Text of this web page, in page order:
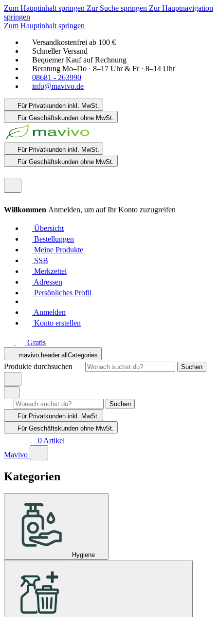
Zum Hauptinhalt springen Zur Suche springen Zur Hauptnavigation
springen
Zum Hauptinhalt springen
Versandkostenfrei ab 100 €
Schneller Versand
Bequemer Kauf auf Rechnung
Beratung Mo–Do · 8–17 Uhr & Fr · 8–14 Uhr
08681 - 263990
info@mavivo.de
Für Privatkunden inkl. MwSt.
Für Geschäftskunden ohne MwSt.
Für Privatkunden inkl. MwSt.
Für Geschäftskunden ohne MwSt.
Willkommen Anmelden, um auf Ihr Konto zuzugreifen
Übersicht
Bestellungen
Meine Produkte
SSB
Merkzettel
Adressen
Persönliches Profil
Anmelden
Konto erstellen
Gratis
mavivo.header.allCategories
Produkte durchsuchen Suchen
Suchen
Für Privatkunden inkl. MwSt.
Für Geschäftskunden ohne MwSt.
0 Artikel
Mavivo
Kategorien
Hygiene